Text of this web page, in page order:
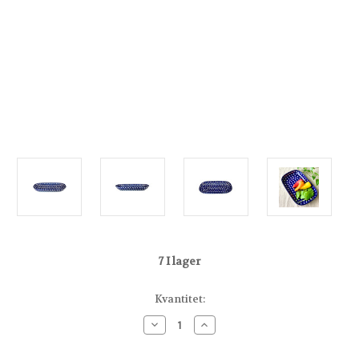
7I lager
Kvantitet:
Minska
antalet
Öka
antalet